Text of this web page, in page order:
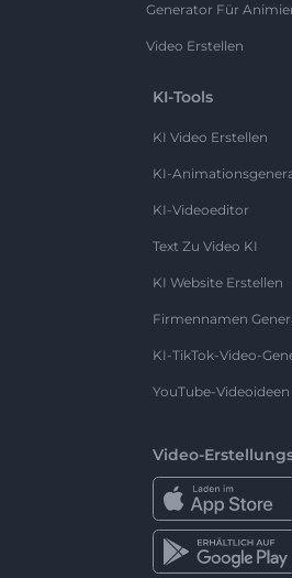
Generator Für
Video Erstellen
KI-Tools
KI Video Erstellen
KI-
KI-Videoeditor
Text Zu Video KI
KI Website Erstellen
Firmennamen
KI-TikTok-Video-
YouTube-Videoideen
Video-